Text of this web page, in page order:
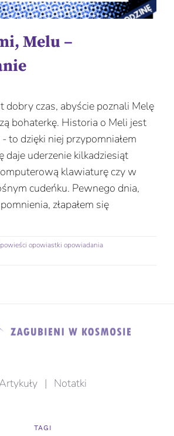
Melu –
dobry czas, abyście poznali Melę
bohaterkę. Historia o Meli jest
to dzięki niej przypomniałem
daje uderzenie kilkadziesiąt
klawiaturę czy w
cudeńku. Pewnego dnia,
złapałem się
opowiastki opowiadania
Artykuły | Notatki
TAGI